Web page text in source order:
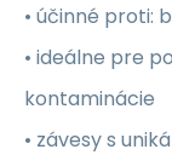
• účinné proti:
• ideálne pre
kontaminácie
• závesy s